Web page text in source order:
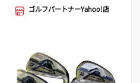
ゴルフパートナーYahoo!店